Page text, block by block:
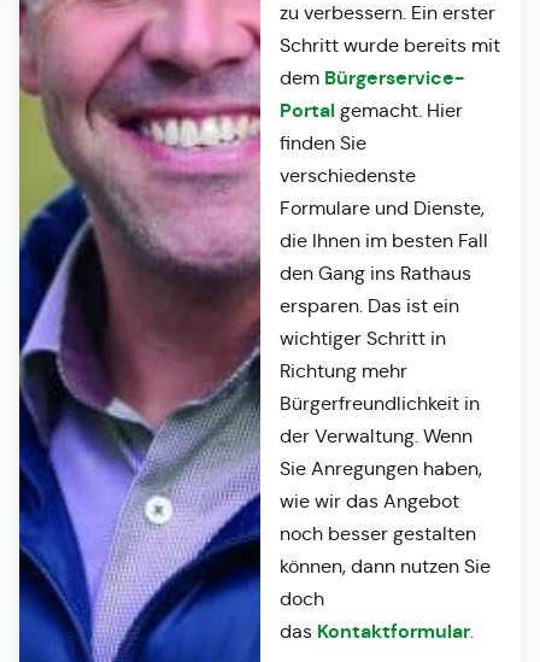
zu verbessern. Ein erster
Schritt wurde bereits mit
dem Bürgerservice-
Portalgemacht. Hier
finden Sie
verschiedenste
Formulare und Dienste,
die Ihnen im besten Fall
den Gang ins Rathaus
ersparen. Das ist ein
wichtiger Schritt in
Richtung mehr
Bürgerfreundlichkeit in
der Verwaltung. Wenn
Sie Anregungen haben,
wie wir das Angebot
noch besser gestalten
können, dann nutzen Sie
doch
das Kontaktformular.